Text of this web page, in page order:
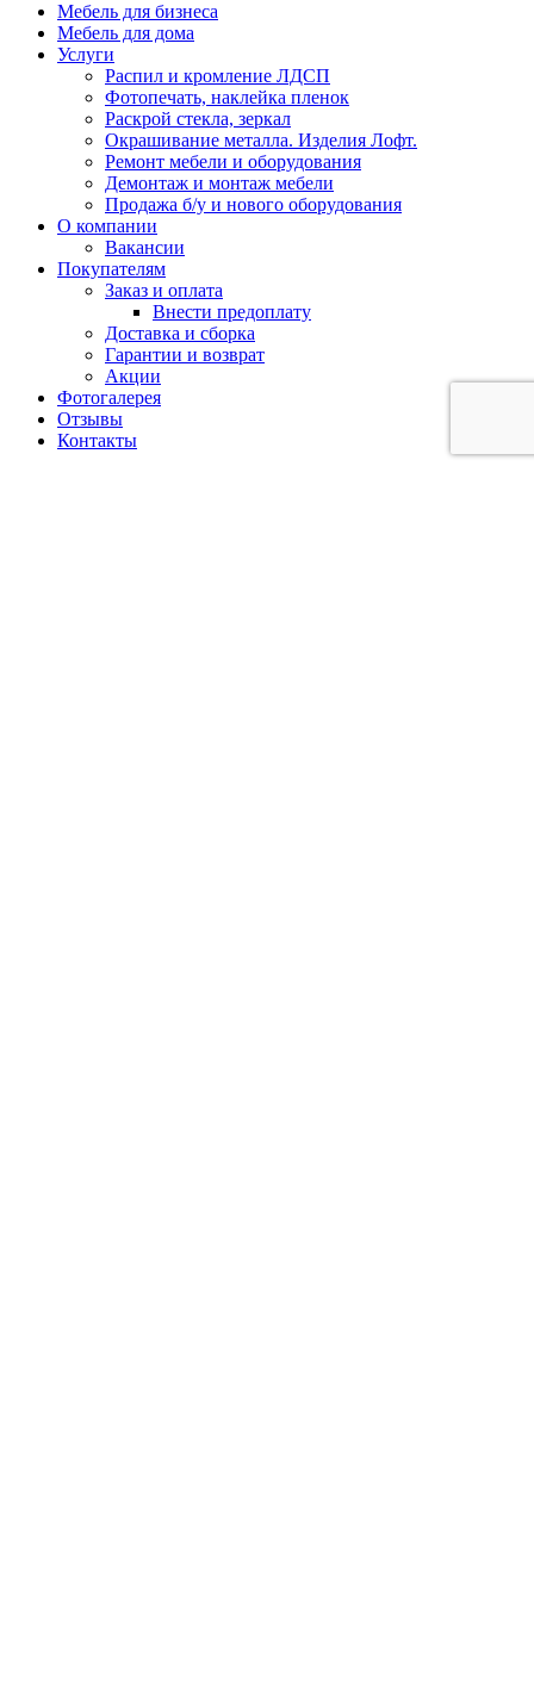
Мебель для бизнеса
Мебель для дома
Услуги
Распил и кромление ЛДСП
Фотопечать, наклейка пленок
Раскрой стекла, зеркал
Окрашивание металла. Изделия Лофт.
Ремонт мебели и оборудования
Демонтаж и монтаж мебели
Продажа б/у и нового оборудования
О компании
Вакансии
Покупателям
Заказ и оплата
Внести предоплату
Доставка и сборка
Гарантии и возврат
Акции
Фотогалерея
Отзывы
Контакты